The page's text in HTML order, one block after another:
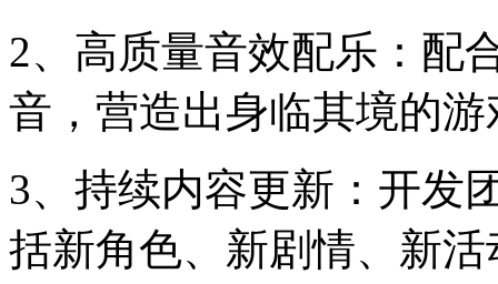
2、高质量音效配乐：配
音，营造出身临其境的
3、持续内容更新：开发
括新角色、新剧情、新